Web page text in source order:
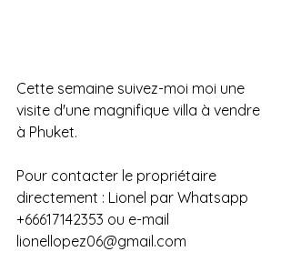
Cette semaine suivez-moi moi une
visite d'une magnifique villa à vendre
à Phuket.
Pour contacter le propriétaire
directement : Lionel par Whatsapp
+66617142353 ou e-mail
lionellopez06@gmail.com